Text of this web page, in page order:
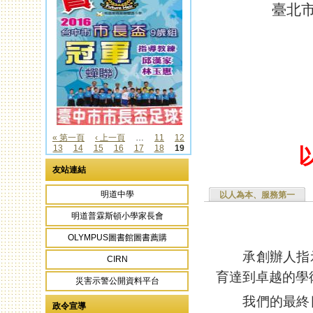
頁面
« 第一頁 ‹ 上一頁 … 11
12
13
14 15 16 17 18 19
友站連結
明道中學
明道普霖斯頓小學家長會
OLYMPUS圖書館圖書薦購
CIRN
災害示警公開資料平台
政令宣導
臺北
以人為本、服務第一
承創辦人指示
育達到卓越的學
我們的最終目